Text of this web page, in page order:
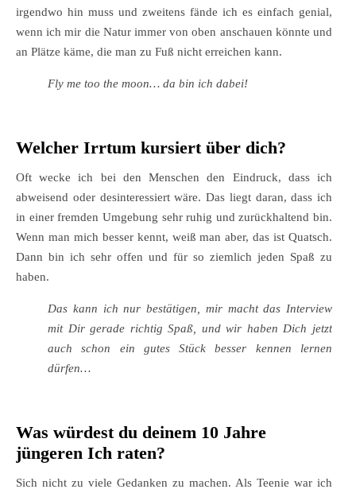
irgendwo hin muss und zweitens fände ich es einfach genial,
wenn ich mir die Natur immer von oben anschauen könnte und
an Plätze käme, die man zu Fuß nicht erreichen kann.
Fly me too the moon… da bin ich dabei!
Welcher Irrtum kursiert über dich?
Oft wecke ich bei den Menschen den Eindruck, dass ich
abweisend oder desinteressiert wäre. Das liegt daran, dass ich
in einer fremden Umgebung sehr ruhig und zurückhaltend bin.
Wenn man mich besser kennt, weiß man aber, das ist Quatsch.
Dann bin ich sehr offen und für so ziemlich jeden Spaß zu
haben.
Das kann ich nur bestätigen, mir macht das Interview
mit Dir gerade richtig Spaß, und wir haben Dich jetzt
auch schon ein gutes Stück besser kennen lernen
dürfen…
Was würdest du deinem 10 Jahre
jüngeren Ich raten?
Sich nicht zu viele Gedanken zu machen. Als Teenie war ich